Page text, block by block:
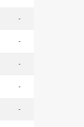
-
-
-
-
-